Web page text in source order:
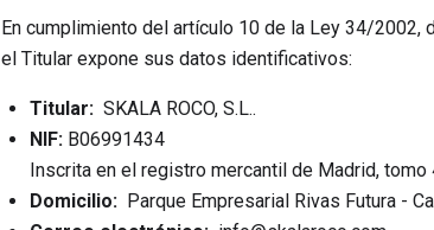
En cumplimiento del artículo 10 de la Ley 34/2002,
el Titular expone sus datos identificativos:
Titular: SKALA ROCO, S.L..
NIF: B06991434
Inscrita en el registro mercantil de Madrid,
Domicilio: Parque Empresarial Rivas Futura -